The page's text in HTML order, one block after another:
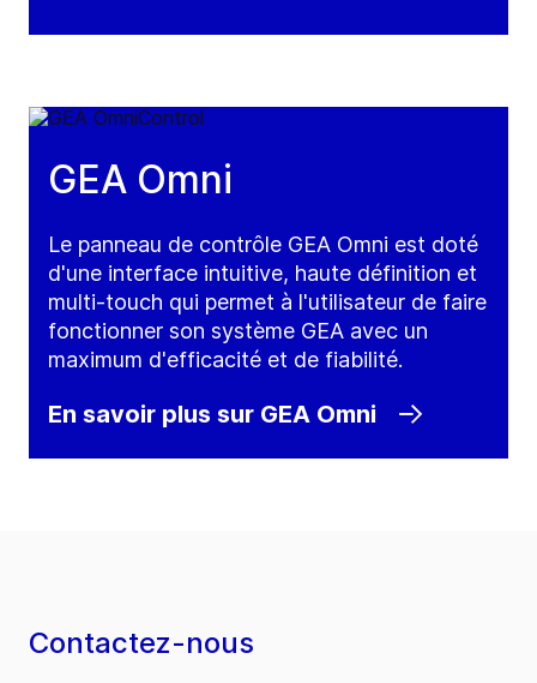
GEA Omni
Le panneau de contrôle GEA Omni est doté
d'une interface intuitive, haute définition et
multi-touch qui permet à l'utilisateur de faire
fonctionner son système GEA avec un
maximum d'efficacité et de fiabilité.
En savoir plus sur GEA Omni
Contactez-nous